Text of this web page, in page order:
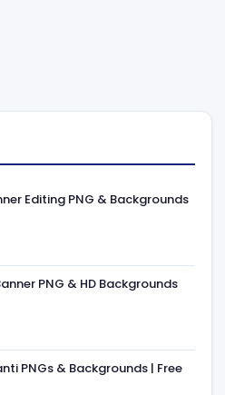
Editing PNG & Backgrounds
PNG & HD Backgrounds
PNGs & Backgrounds | Free